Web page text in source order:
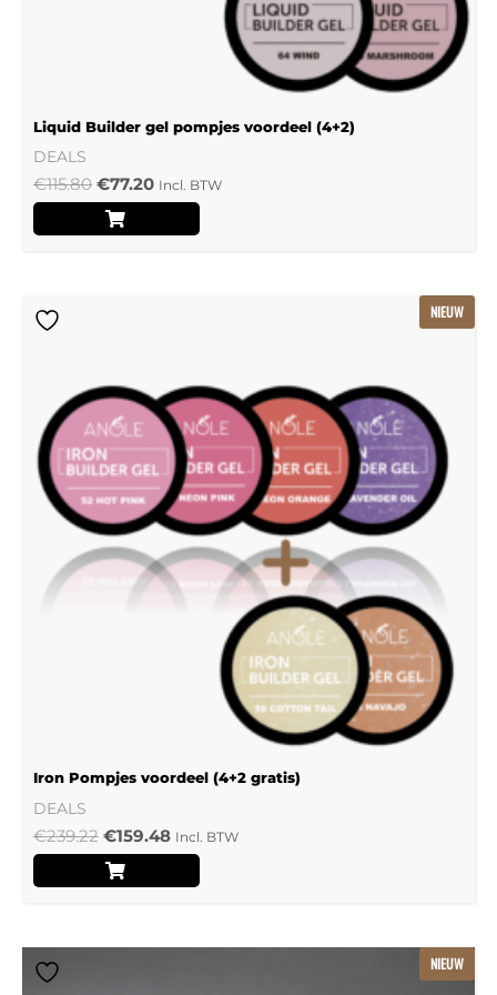
Liquid Builder gel pompjes voordeel (4+2)
DEALS
€115.80 €77.20 Incl. BTW
NIEUW
Iron Pompjes voordeel (4+2 gratis)
DEALS
€239.22 €159.48 Incl. BTW
NIEUW